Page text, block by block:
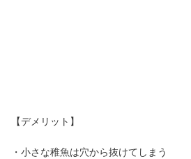
【デメリット】
・小さな稚魚は穴から抜けてしまう